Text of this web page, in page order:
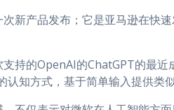
新产品发布；它是亚马逊在快
持的OpenAI的ChatGPT的最近
知方式，基于简单输入提供类